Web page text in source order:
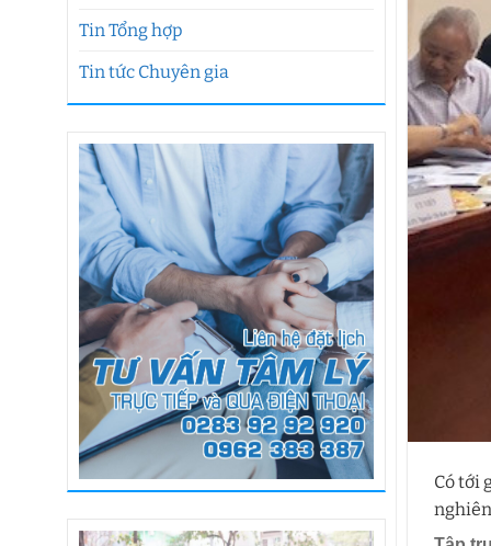
Tin Tổng hợp
Tin tức Chuyên gia
Có tới